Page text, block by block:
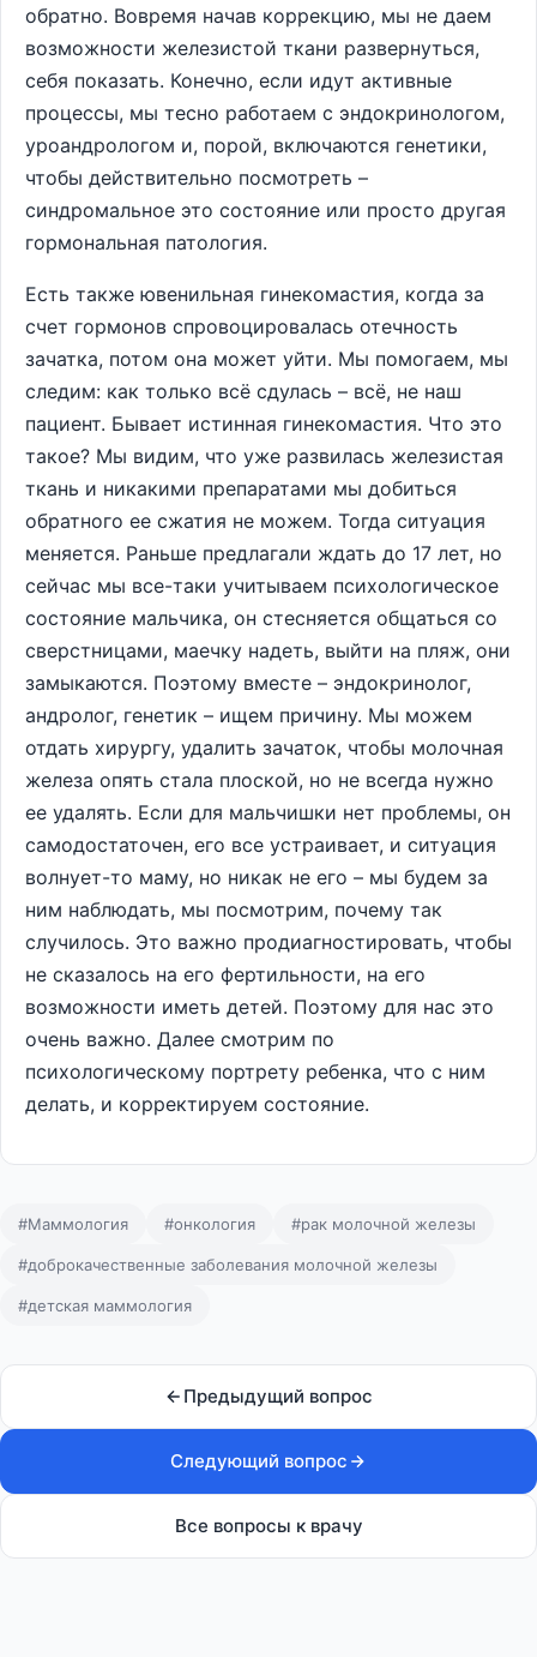
обратно. Вовремя начав коррекцию, мы не даем
возможности железистой ткани развернуться,
себя показать. Конечно, если идут активные
процессы, мы тесно работаем с эндокринологом,
уроандрологом и, порой, включаются генетики,
чтобы действительно посмотреть –
синдромальное это состояние или просто другая
гормональная патология.
Есть также ювенильная гинекомастия, когда за
счет гормонов спровоцировалась отечность
зачатка, потом она может уйти. Мы помогаем, мы
следим: как только всё сдулась – всё, не наш
пациент. Бывает истинная гинекомастия. Что это
такое? Мы видим, что уже развилась железистая
ткань и никакими препаратами мы добиться
обратного ее сжатия не можем. Тогда ситуация
меняется. Раньше предлагали ждать до 17 лет, но
сейчас мы все-таки учитываем психологическое
состояние мальчика, он стесняется общаться со
сверстницами, маечку надеть, выйти на пляж, они
замыкаются. Поэтому вместе – эндокринолог,
андролог, генетик – ищем причину. Мы можем
отдать хирургу, удалить зачаток, чтобы молочная
железа опять стала плоской, но не всегда нужно
ее удалять. Если для мальчишки нет проблемы, он
самодостаточен, его все устраивает, и ситуация
волнует-то маму, но никак не его – мы будем за
ним наблюдать, мы посмотрим, почему так
случилось. Это важно продиагностировать, чтобы
не сказалось на его фертильности, на его
возможности иметь детей. Поэтому для нас это
очень важно. Далее смотрим по
психологическому портрету ребенка, что с ним
делать, и корректируем состояние.
#Маммология #онкология #рак молочной железы
#доброкачественные заболевания молочной железы
#детская маммология
Предыдущий вопрос
Следующий вопрос
Все вопросы к врачу